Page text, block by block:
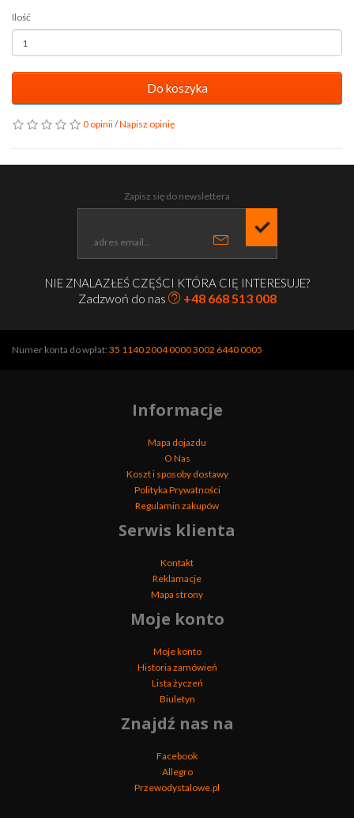
Ilość
Do koszyka
0 opinii/Napisz opinię
Zapisz się do newslettera
NIE ZNALAZŁEŚ CZĘŚCI KTÓRA CIĘ INTERESUJE?
Zadzwoń do nas +48 668 513 008
Numer konta do wpłat: 35 1140 2004 0000 3002 6440 0005
Informacje
Mapa dojazdu
O Nas
Koszt i sposoby dostawy
Polityka Prywatności
Regulamin zakupów
Serwis klienta
Kontakt
Reklamacje
Mapa strony
Moje konto
Moje konto
Historia zamówień
Lista życzeń
Biuletyn
Znajdź nas na
Facebook
Allegro
Przewodystalowe.pl